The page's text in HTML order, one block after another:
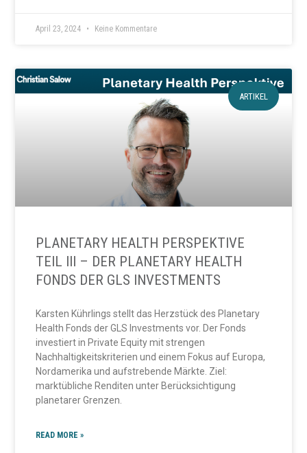
April 23, 2024 Keine Kommentare
ARTIKEL
PLANETARY HEALTH PERSPEKTIVE
TEIL III – DER PLANETARY HEALTH
FONDS DER GLS INVESTMENTS
Karsten Kührlings stellt das Herzstück des Planetary
Health Fonds der GLS Investments vor. Der Fonds
investiert in Private Equity mit strengen
Nachhaltigkeitskriterien und einem Fokus auf Europa,
Nordamerika und aufstrebende Märkte. Ziel:
marktübliche Renditen unter Berücksichtigung
planetarer Grenzen.
READ MORE »